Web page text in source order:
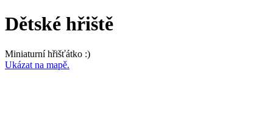
Dětské hřiště
Miniaturní hřišťátko :)
Ukázat na mapě.